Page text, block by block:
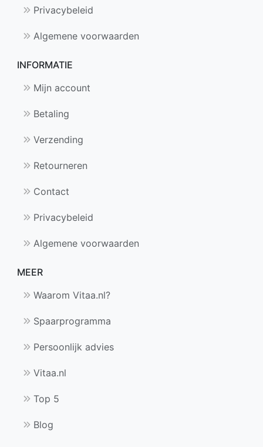
Privacybeleid
Algemene voorwaarden
INFORMATIE
Mijn account
Betaling
Verzending
Retourneren
Contact
Privacybeleid
Algemene voorwaarden
MEER
Waarom Vitaa.nl?
Spaarprogramma
Persoonlijk advies
Vitaa.nl
Top 5
Blog